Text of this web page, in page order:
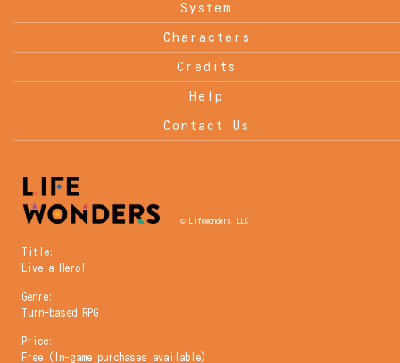
System
Characters
Credits
Help
Contact Us
© Lifewonders, LLC
Title:
Live a Hero!
Genre:
Turn-based RPG
Price:
Free (In-game purchases available)